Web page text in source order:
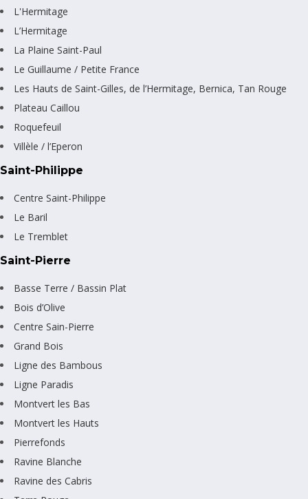
L'Hermitage
L’Hermitage
La Plaine Saint-Paul
Le Guillaume / Petite France
Les Hauts de Saint-Gilles, de l’Hermitage, Bernica, Tan Rouge
Plateau Caillou
Roquefeuil
Villèle / l’Eperon
Saint-Philippe
Centre Saint-Philippe
Le Baril
Le Tremblet
Saint-Pierre
Basse Terre / Bassin Plat
Bois d’Olive
Centre Sain-Pierre
Grand Bois
Ligne des Bambous
Ligne Paradis
Montvert les Bas
Montvert les Hauts
Pierrefonds
Ravine Blanche
Ravine des Cabris